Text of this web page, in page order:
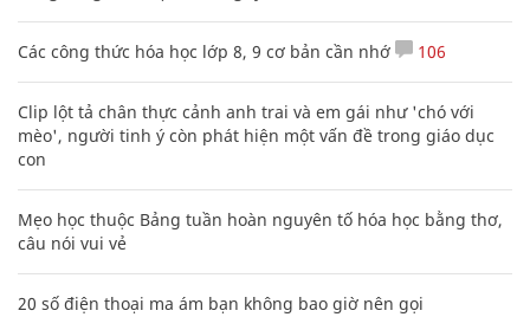
Các công thức hóa học lớp 8, 9 cơ bản cần nhớ 106
Clip lột tả chân thực cảnh anh trai và em gái như 'chó với
mèo', người tinh ý còn phát hiện một vấn đề trong giáo dục
con
Mẹo học thuộc Bảng tuần hoàn nguyên tố hóa học bằng thơ,
câu nói vui vẻ
20 số điện thoại ma ám bạn không bao giờ nên gọi